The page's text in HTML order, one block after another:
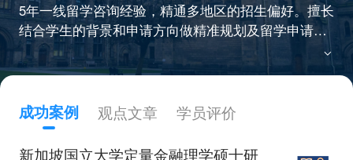
5年一线留学咨询经验，精通多地区的招生偏好。擅长
结合学生的背景和申请方向做精准规划及留学申请方
案，亲和、热情、负责。通过规划提升，已帮助学员
斩获耶鲁大学、新加坡国立大学、帝国理工学院、南
成功案例 观点文章
学员评价
新加坡国立大学定量金融理学硕士研